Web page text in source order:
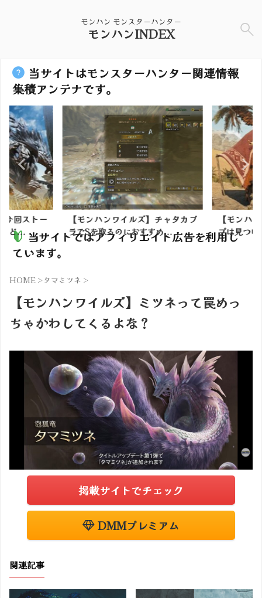
モンハン モンスターハンター
モンハンINDEX
当サイトはモンスターハンター関連情報
集積アンテナです。
回ストー
ど...
【モンハンワイルズ】チャタカブ
ラでSを取るのにおすすめ...
【モンハ
プは見つ
当サイトではアフィリエイト広告を利用し
ています。
HOME >タマミツネ >
【モンハンワイルズ】ミツネって罠めっ
ちゃかわしてくるよな？
掲載サイトでチェック
DMMプレミアム
関連記事